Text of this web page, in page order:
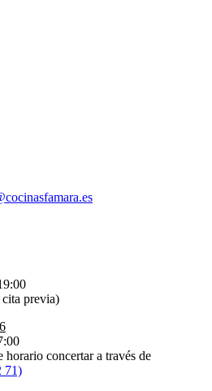
previa)
horario concertar a través de
71)